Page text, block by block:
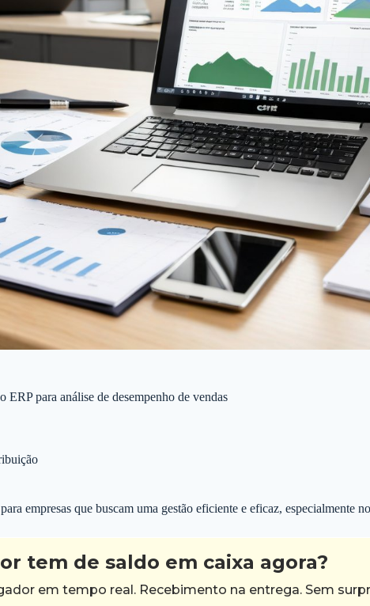
ERP para análise de desempenho de vendas
empresas que buscam uma gestão eficiente e eficaz, especialmente
tem de saldo em caixa agora?
em tempo real. Recebimento na entrega. Sem